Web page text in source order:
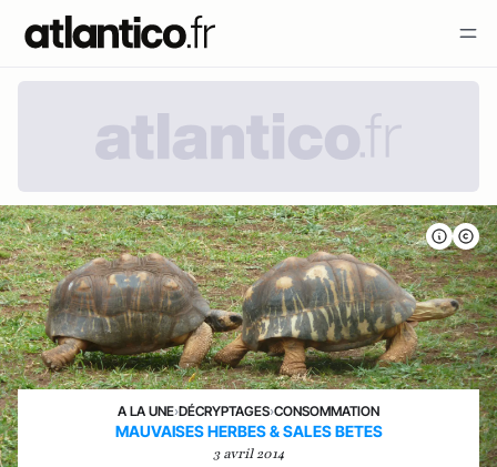
A LA UNE›DÉCRYPTAGES›CONSOMMATION
MAUVAISES HERBES & SALES BETES
3 avril 2014